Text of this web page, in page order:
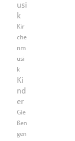
usi
k
Kir
che
nm
usi
k
Ki
nd
er
Gie
ßen
gen